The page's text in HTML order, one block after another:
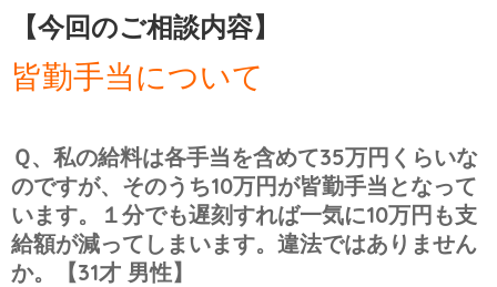
【今回のご相談内容】
皆勤手当について
Ｑ、私の給料は各手当を含めて35万円くらいな
のですが、そのうち10万円が皆勤手当となって
います。１分でも遅刻すれば一気に10万円も支
給額が減ってしまいます。違法ではありません
か。【31才 男性】